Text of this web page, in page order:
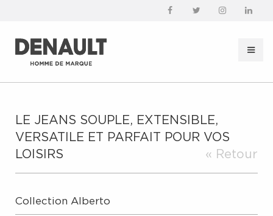
LE JEANS SOUPLE, EXTENSIBLE,
VERSATILE ET PARFAIT POUR VOS
LOISIRS
« Retour
Collection Alberto